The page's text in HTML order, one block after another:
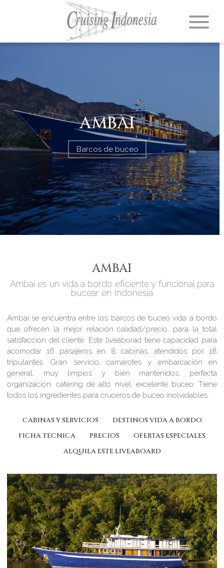
AMBAI
Barcos de buceo
AMBAI
Ambai es un vida a bordo eficiente y funcional para
bucear en Indonesia
Ambai se encuentra entre los barcos de buceo vida a bordo
que ofrecen la mejor relación calidad/precio, para la total
satisfacción del cliente. Este liveaborad tiene capacidad para
acomodar 16 pasajeros en 8 cabinas, atendidos por 18
tripulantes. Gran servicio, camarotes y embarcación en
general, muy limpios y bien mantenidos, perfecta
organización, catering de alto nivel, excelente buceo. Tiene
todos los ingredientes para cruceros de buceo inolvidables.
CABINAS Y SERVICIOS
DESTINOS VIDA A BORDO
FICHA TECNICA
PRECIOS
OFERTAS ESPECIALES
ALQUILA ESTE LIVEABOARD